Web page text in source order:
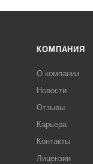
КОМПАНИЯ
О компании
Новости
Отзывы
Карьера
Контакты
Лицензии